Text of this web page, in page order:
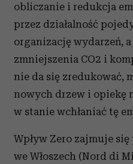
obliczanie i redukcja
przez działalność
organizację wydarzeń,
zmniejszenia CO2 i
nie da się zredukować,
nowych drzew i opiekę
w stanie wchłaniać tę
Wpływ Zero zajmuje
we Włoszech (Nord di